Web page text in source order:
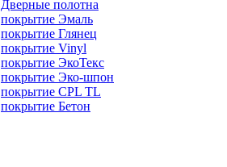
Дверные полотна
покрытие Эмаль
покрытие Глянец
покрытие Vinyl
покрытие ЭкоТекс
покрытие Эко-шпон
покрытие CPL TL
покрытие Бетон